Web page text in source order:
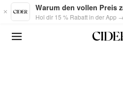
Skip to main content
Warum den vollen Preis
Hol dir 15 % Rabatt in der App →